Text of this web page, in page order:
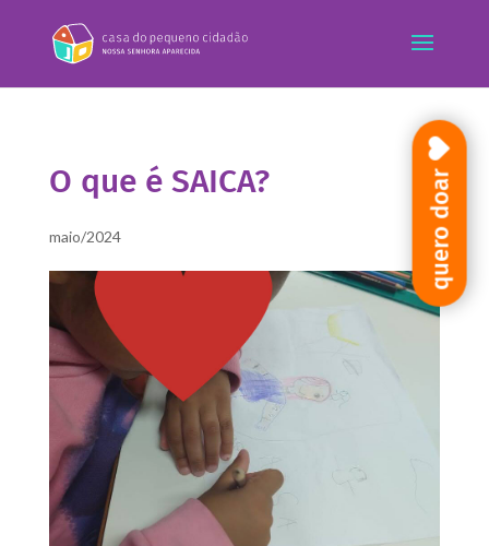
O que é SAICA?
maio/2024 quero doar